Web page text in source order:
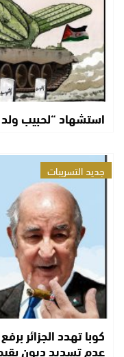
استشهاد “لحبيب
جديد التسريبات
كوبا تهدد الجزائر
عدم تسديد ديون بقيمة 1.45